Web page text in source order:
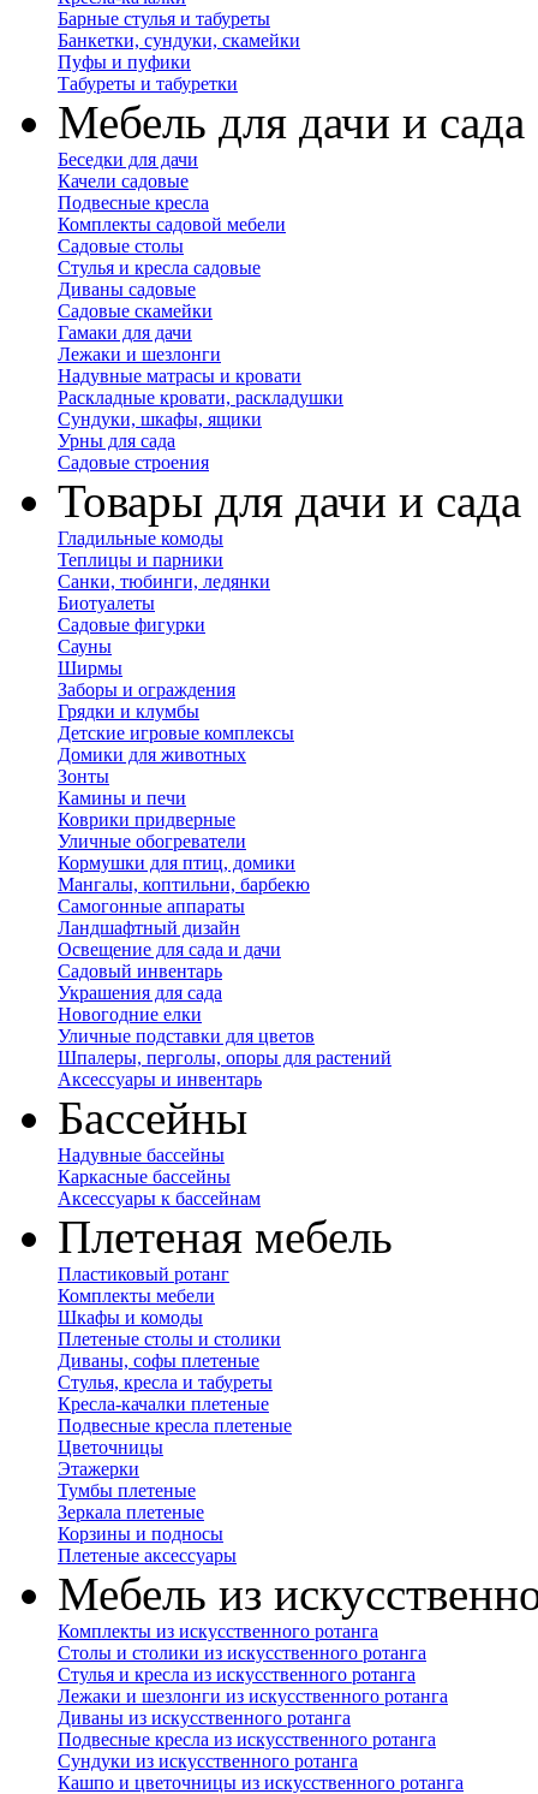
Барные стулья и табуреты
Банкетки, сундуки, скамейки
Пуфы и пуфики
Табуреты и табуретки
Мебель для дачи и сада
Беседки для дачи
Качели садовые
Подвесные кресла
Комплекты садовой мебели
Садовые столы
Стулья и кресла садовые
Диваны садовые
Садовые скамейки
Гамаки для дачи
Лежаки и шезлонги
Надувные матрасы и кровати
Раскладные кровати, раскладушки
Сундуки, шкафы, ящики
Урны для сада
Садовые строения
Товары для дачи и сада
Гладильные комоды
Теплицы и парники
Санки, тюбинги, ледянки
Биотуалеты
Садовые фигурки
Сауны
Ширмы
Заборы и ограждения
Грядки и клумбы
Детские игровые комплексы
Домики для животных
Зонты
Камины и печи
Коврики придверные
Уличные обогреватели
Кормушки для птиц, домики
Мангалы, коптильни, барбекю
Самогонные аппараты
Ландшафтный дизайн
Освещение для сада и дачи
Садовый инвентарь
Украшения для сада
Новогодние елки
Уличные подставки для цветов
Шпалеры, перголы, опоры для растений
Аксессуары и инвентарь
Бассейны
Надувные бассейны
Каркасные бассейны
Аксессуары к бассейнам
Плетеная мебель
Пластиковый ротанг
Комплекты мебели
Шкафы и комоды
Плетеные столы и столики
Диваны, софы плетеные
Стулья, кресла и табуреты
Кресла-качалки плетеные
Подвесные кресла плетеные
Цветочницы
Этажерки
Тумбы плетеные
Зеркала плетеные
Корзины и подносы
Плетеные аксессуары
Мебель из
Комплекты из искусственного ротанга
Столы и столики из искусственного ротанга
Стулья и кресла из искусственного ротанга
Лежаки и шезлонги из искусственного ротанга
Диваны из искусственного ротанга
Подвесные кресла из искусственного ротанга
Сундуки из искусственного ротанга
Кашпо и цветочницы из искусственного ротанга